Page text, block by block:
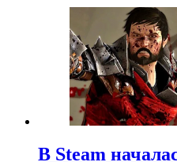
В Steam